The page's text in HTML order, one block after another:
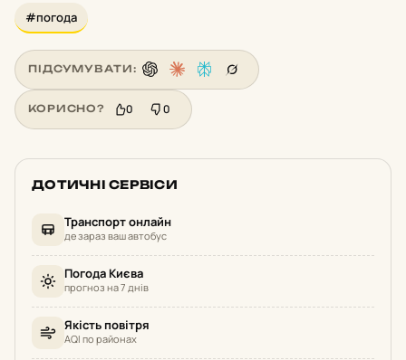
#погода
ПІДСУМУВАТИ:
КОРИСНО? 0 0
ДОТИЧНІ СЕРВІСИ
Транспорт онлайн
де зараз ваш автобус
Погода Києва
прогноз на 7 днів
Якість повітря
AQI по районах